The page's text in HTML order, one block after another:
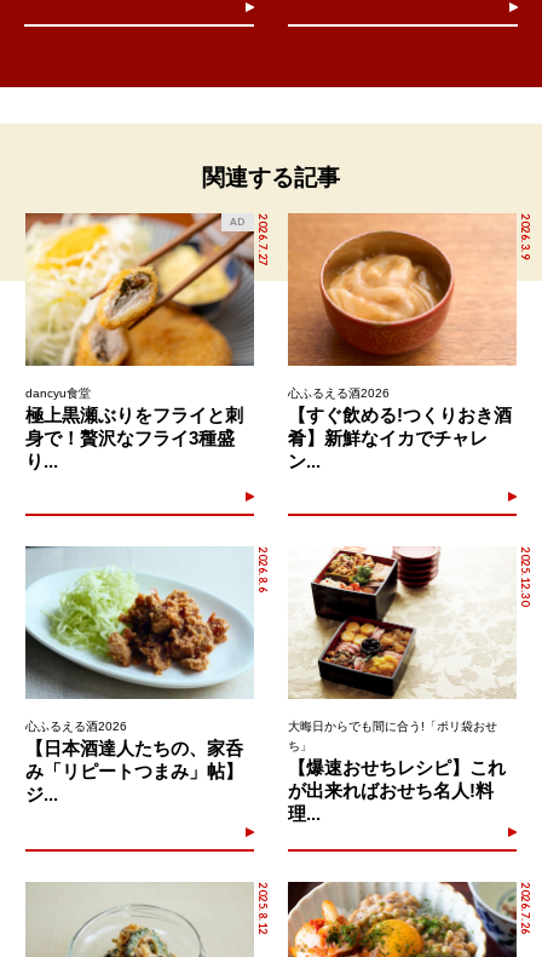
関連する記事
2026.7.27
AD
dancyu食堂
極上黒瀬ぶりをフライと刺
身で！贅沢なフライ3種盛
り...
2026.3.9
心ふるえる酒2026
【すぐ飲める!つくりおき酒
肴】新鮮なイカでチャレ
ン...
2026.8.6
心ふるえる酒2026
【日本酒達人たちの、家呑
み「リピートつまみ」帖】
ジ...
2025.12.30
大晦日からでも間に合う!「ポリ袋おせ
ち」
【爆速おせちレシピ】これ
が出来ればおせち名人!料
理...
2025.8.12 2026.7.26